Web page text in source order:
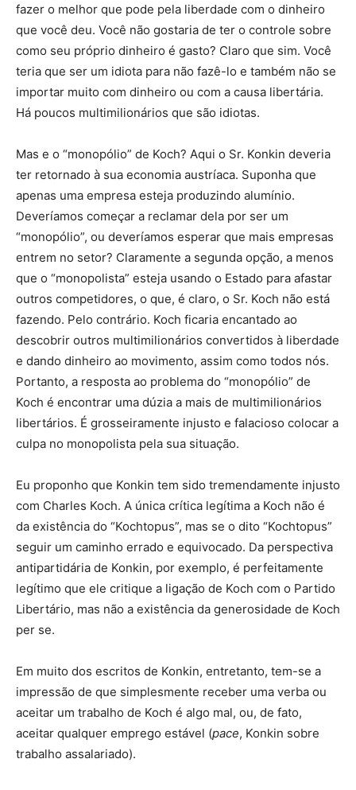
fazer o melhor que pode pela liberdade com o dinheiro
que você deu. Você não gostaria de ter o controle sobre
como seu próprio dinheiro é gasto? Claro que sim. Você
teria que ser um idiota para não fazê-lo e também não se
importar muito com dinheiro ou com a causa libertária.
Há poucos multimilionários que são idiotas.
Mas e o “monopólio” de Koch? Aqui o Sr. Konkin deveria
ter retornado à sua economia austríaca. Suponha que
apenas uma empresa esteja produzindo alumínio.
Deveríamos começar a reclamar dela por ser um
“monopólio”, ou deveríamos esperar que mais empresas
entrem no setor? Claramente a segunda opção, a menos
que o “monopolista” esteja usando o Estado para afastar
outros competidores, o que, é claro, o Sr. Koch não está
fazendo. Pelo contrário. Koch ficaria encantado ao
descobrir outros multimilionários convertidos à liberdade
e dando dinheiro ao movimento, assim como todos nós.
Portanto, a resposta ao problema do “monopólio” de
Koch é encontrar uma dúzia a mais de multimilionários
libertários. É grosseiramente injusto e falacioso colocar a
culpa no monopolista pela sua situação.
Eu proponho que Konkin tem sido tremendamente injusto
com Charles Koch. A única crítica legítima a Koch não é
da existência do “Kochtopus”, mas se o dito “Kochtopus”
seguir um caminho errado e equivocado. Da perspectiva
antipartidária de Konkin, por exemplo, é perfeitamente
legítimo que ele critique a ligação de Koch com o Partido
Libertário, mas não a existência da generosidade de Koch
per se.
Em muito dos escritos de Konkin, entretanto, tem-se a
impressão de que simplesmente receber uma verba ou
aceitar um trabalho de Koch é algo mal, ou, de fato,
aceitar qualquer emprego estável (pace, Konkin sobre
trabalho assalariado).